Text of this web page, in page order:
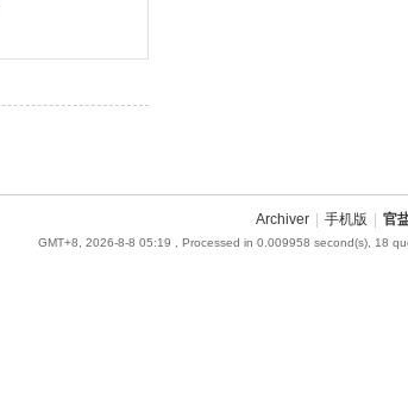
Archiver 手机版 官
GMT+8, 2026-8-8 05:19 , Processed in 0.009958 second(s), 18